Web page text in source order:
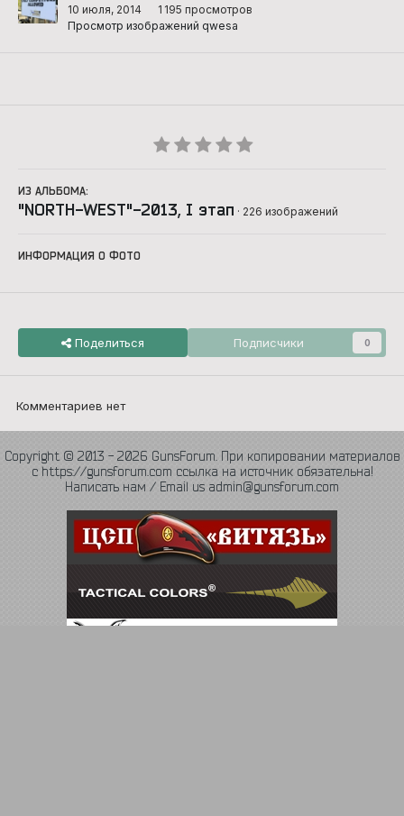
10 июля, 2014
1 195 просмотров
Просмотр изображений qwesa
ИЗ АЛЬБОМА:
"NORTH-WEST"-2013, I этап · 226 изображений
ИНФОРМАЦИЯ О ФОТО
Поделиться Подписчики 0
Комментариев нет
Copyright © 2013 - 2026 GunsForum. При копировании материалов
с https://gunsforum.com ссылка на источник обязательна!
Написать нам / Email us admin@gunsforum.com